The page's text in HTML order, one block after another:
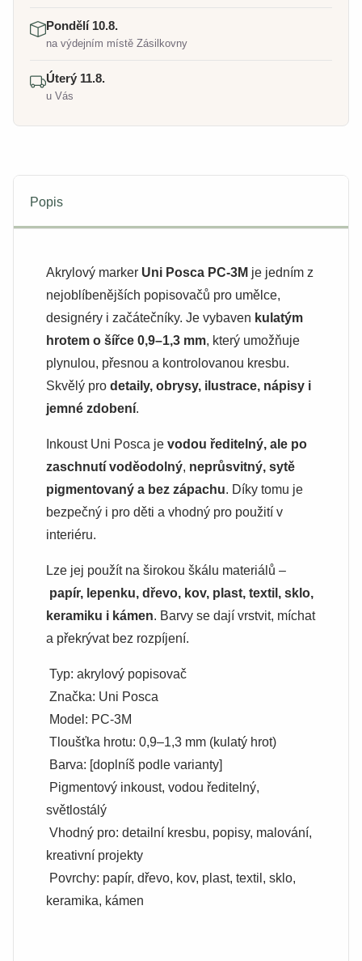
Pondělí 10.8.
na výdejním místě Zásilkovny
Úterý 11.8.
u Vás
Popis
Akrylový marker Uni Posca PC-3M je jedním z
nejoblíbenějších popisovačů pro umělce,
designéry i začátečníky. Je vybaven kulatým
hrotem o šířce 0,9–1,3 mm, který umožňuje
plynulou, přesnou a kontrolovanou kresbu.
Skvělý pro detaily, obrysy, ilustrace, nápisy i
jemné zdobení.
Inkoust Uni Posca je vodou ředitelný, ale po
zaschnutí voděodolný, neprůsvitný, sytě
pigmentovaný a bez zápachu. Díky tomu je
bezpečný i pro děti a vhodný pro použití v
interiéru.
Lze jej použít na širokou škálu materiálů –
papír, lepenku, dřevo, kov, plast, textil, sklo,
keramiku i kámen. Barvy se dají vrstvit, míchat
a překrývat bez rozpíjení.
Typ: akrylový popisovač
Značka: Uni Posca
Model: PC-3M
Tloušťka hrotu: 0,9–1,3 mm (kulatý hrot)
Barva: [doplníš podle varianty]
Pigmentový inkoust, vodou ředitelný,
světlostálý
Vhodný pro: detailní kresbu, popisy, malování,
kreativní projekty
Povrchy: papír, dřevo, kov, plast, textil, sklo,
keramika, kámen